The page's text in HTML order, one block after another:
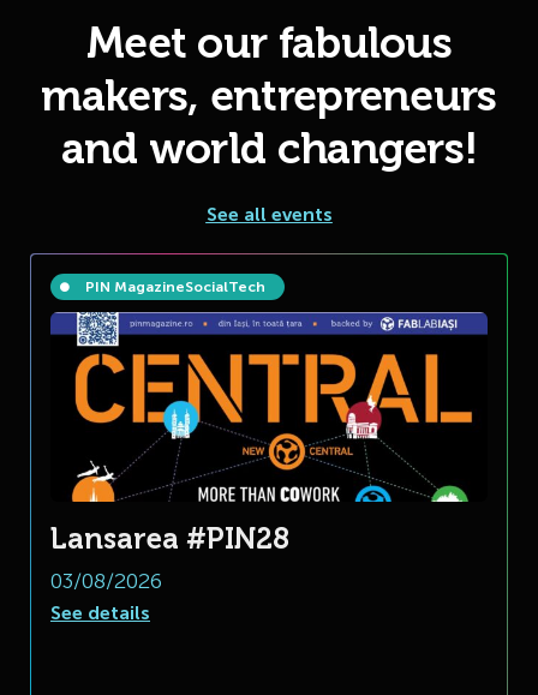
Meet our fabulous
makers, entrepreneurs
and world changers!
See all events
PIN MagazineSocialTech
Lansarea #PIN28
03/08/2026
See details